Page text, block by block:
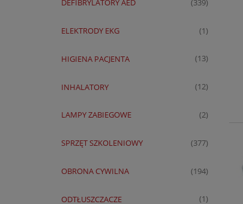
DEFIBRYLATORY AED (339)
ELEKTRODY EKG (1)
HIGIENA PACJENTA (13)
INHALATORY (12)
LAMPY ZABIEGOWE (2)
SPRZĘT SZKOLENIOWY (377)
OBRONA CYWILNA (194)
ODTŁUSZCZACZE (1)